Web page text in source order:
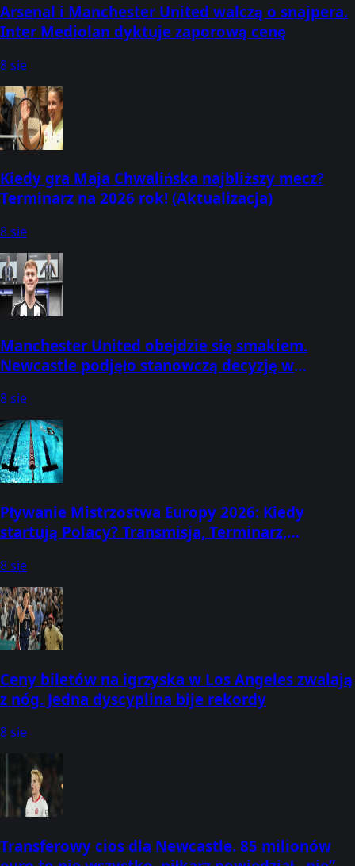
Arsenal i Manchester United walczą o snajpera.
Inter Mediolan dyktuje zaporową cenę
8 sie
Kiedy gra Maja Chwalińska najbliższy mecz?
Terminarz na 2026 rok! (Aktualizacja)
8 sie
Manchester United obejdzie się smakiem.
Newcastle podjęło stanowczą decyzję w
8 sie
Pływanie Mistrzostwa Europy 2026: Kiedy
startują Polacy? Transmisja, Terminarz,
(Paryż, 10-16 sierpnia)
8 sie
Ceny biletów na igrzyska w Los Angeles zwalają
z nóg. Jedna dyscyplina bije rekordy
8 sie
Transferowy cios dla Newcastle. 85 milionów